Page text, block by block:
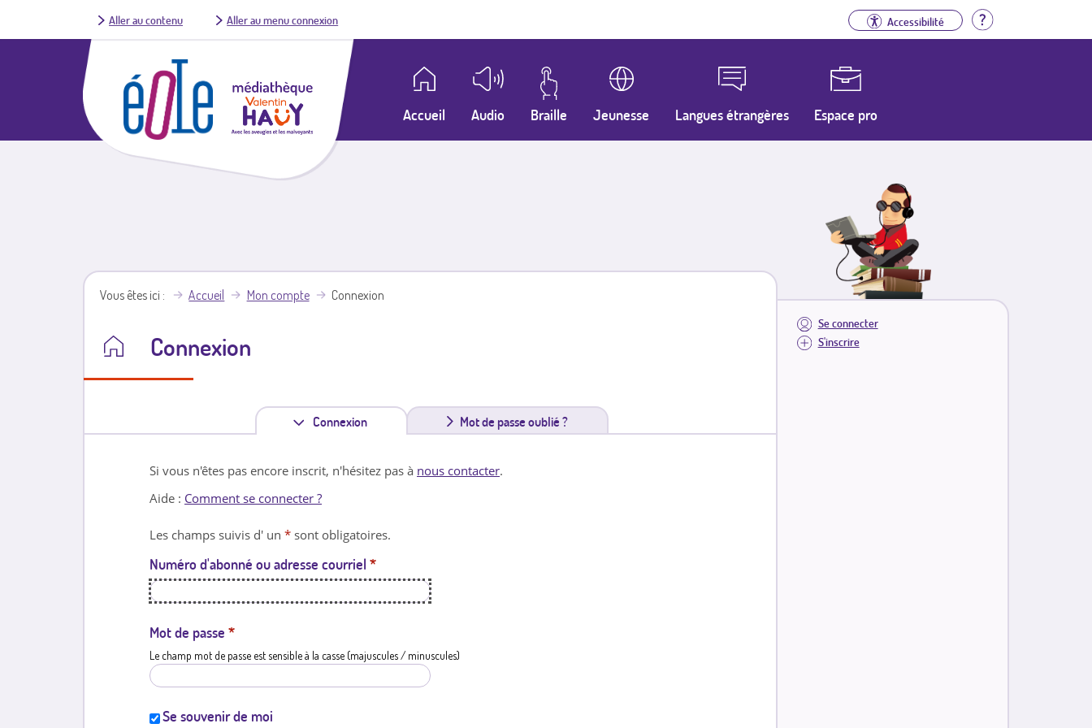
Aller au contenu Aller au menu connexion Accessibilité Aide
Accueil Audio Braille Jeunesse Langues étrangères Espace pro
Se connecter
S'inscrire
Vous êtes ici Accueil Mon compte Connexion
Connexion
Connexion
n
l
e
Mot de passe oublié ?
Si vous n'êtes pas encore inscrit, n'hésitez pas à nous contacter.
Aide : Comment se connecter ?
Les champs suivis d' un * sont obligatoires.
Numéro d'abonné ou adresse courriel *
Mot de passe *
Le champ mot de passe est sensible à la casse (majuscules / minuscules)
Se souvenir de moi